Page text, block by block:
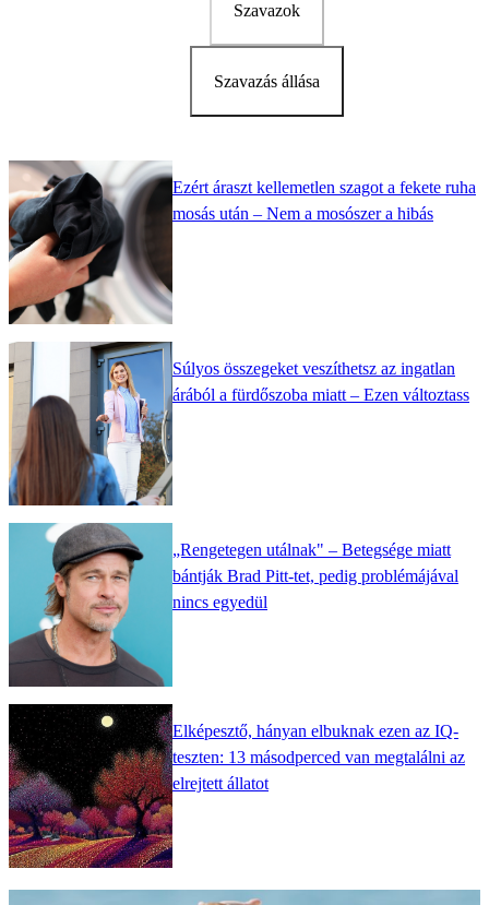
Szavazok
Szavazás állása
Ezért áraszt kellemetlen szagot a fekete ruha
mosás után – Nem a mosószer a hibás
Súlyos összegeket veszíthetsz az ingatlan
árából a fürdőszoba miatt – Ezen változtass
„Rengetegen utálnak" – Betegsége miatt
bántják Brad Pitt-tet, pedig problémájával
nincs egyedül
Elképesztő, hányan elbuknak ezen az IQ-
teszten: 13 másodperced van megtalálni az
elrejtett állatot